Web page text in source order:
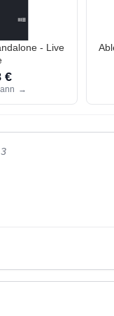
- Live
€
→